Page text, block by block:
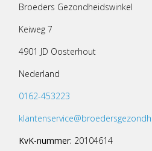
Broeders Gezondheidswinkel
Keiweg 7
4901 JD Oosterhout
Nederland
0162-453223
KvK-nummer: 20104614